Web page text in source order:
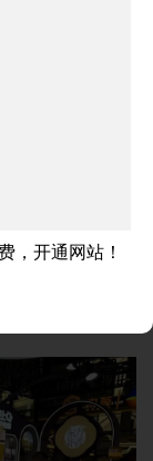
，开通网站！
易会上，轻上一
多经销商在现场
但兼具科学配